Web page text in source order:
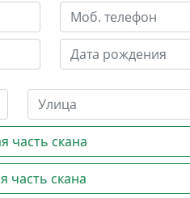
часть скана
часть скана